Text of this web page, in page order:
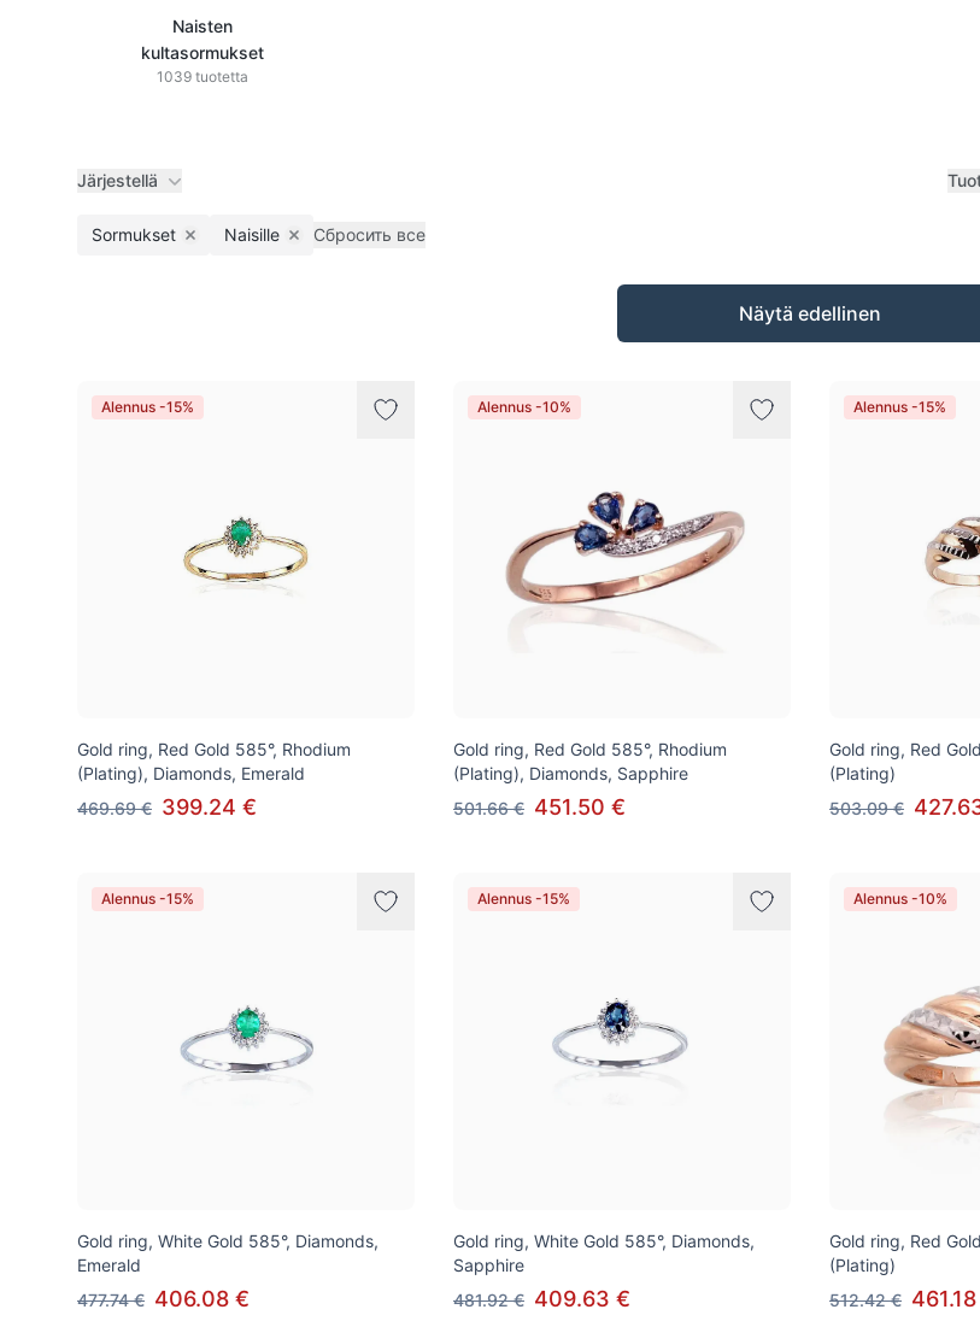
Naisten
kultasormukset
1039 tuotetta
Järjestellä
Sormukset Remove filter
Naisille Remove filter
Сбросить все
Näytä edellinen
Alennus -15%
Gold ring, Red Gold 585°, Rhodium
(Plating), Diamonds, Emerald
469.69 € 399.24 €
Alennus -10%
Gold ring, Red Gold 585°, Rhodium
(Plating), Diamonds, Sapphire
501.66 € 451.50 €
Alennus -15%
Gold ring, Red
(Plating)
503.09 €
Alennus -15%
Gold ring, White Gold 585°, Diamonds,
Emerald
477.74 € 406.08 €
Alennus -15%
Gold ring, White Gold 585°, Diamonds,
Sapphire
481.92 € 409.63 €
Alennus -10%
Gold ring, Red
(Plating)
512.42 €